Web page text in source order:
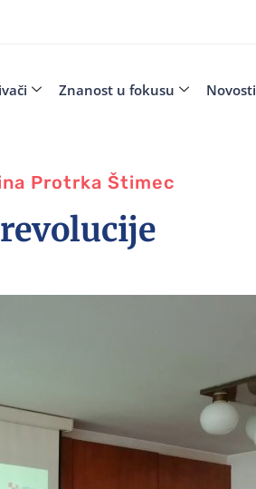
Znanost u fokusu Novosti
Protrka Štimec